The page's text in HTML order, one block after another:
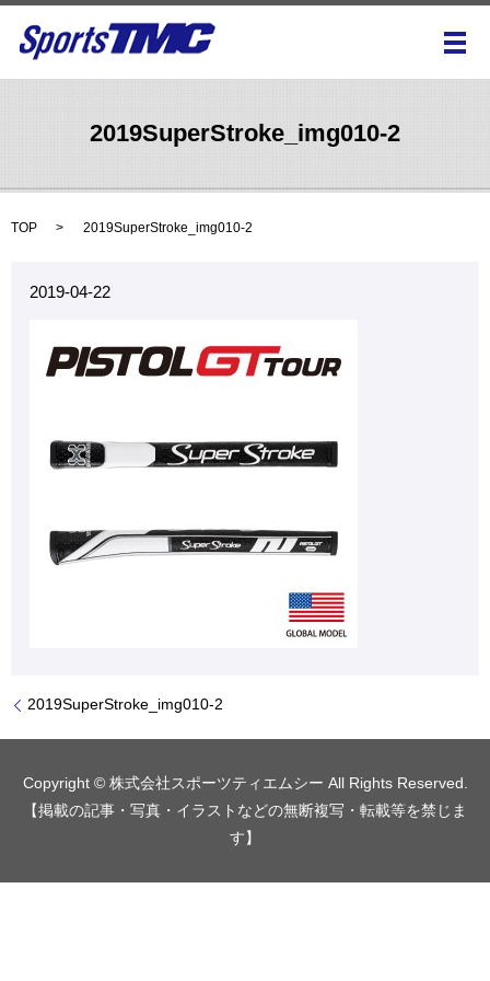
メ
2019SuperStroke_img010-2
TOP 2019SuperStroke_img010-2
2019-04-22
2019SuperStroke_img010-2
Copyright © 株式会社スポーツティエムシー All Rights Reserved.
【掲載の記事・写真・イラストなどの無断複写・転載等を禁じま
す】